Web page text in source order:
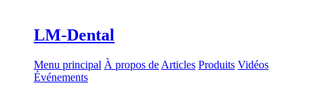
LM-Dental
Menu principal À propos de Articles Produits Vidéos
Événements